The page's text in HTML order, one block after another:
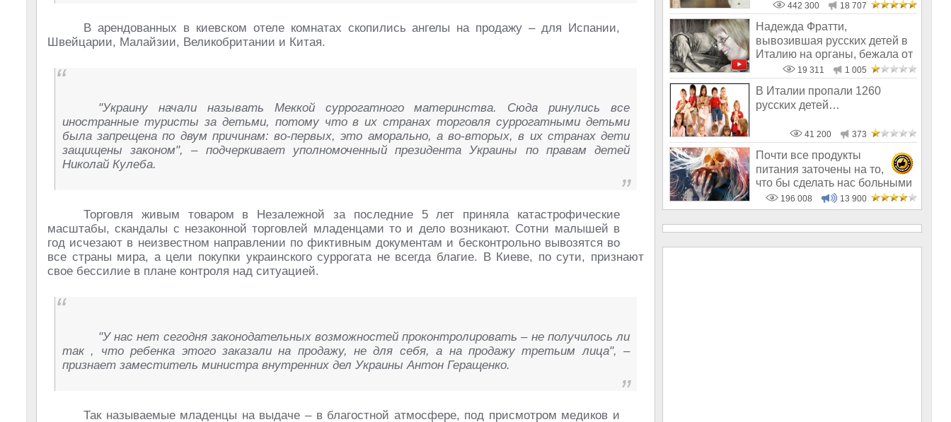
В арендованных в киевском отеле комнатах скопились ангелы на продажу – для Испании,
Швейцарии, Малайзии, Великобритании и Китая.
"Украину начали называть Меккой суррогатного материнства. Сюда ринулись все
иностранные туристы за детьми, потому что в их странах торговля суррогатными детьми
была запрещена по двум причинам: во-первых, это аморально, а во-вторых, в их странах дети
защищены законом", – подчеркивает уполномоченный президента Украины по правам детей
Николай Кулеба.
Торговля живым товаром в Незалежной за последние 5 лет приняла катастрофические
масштабы, скандалы с незаконной торговлей младенцами то и дело возникают. Сотни малышей в
год исчезают в неизвестном направлении по фиктивным документам и бесконтрольно вывозятся во
все страны мира, а цели покупки украинского суррогата не всегда благие. В Киеве, по сути, признают
свое бессилие в плане контроля над ситуацией.
"У нас нет сегодня законодательных возможностей проконтролировать – не получилось ли
так , что ребенка этого заказали на продажу, не для себя, а на продажу третьим лица", –
признает заместитель министра внутренних дел Украины Антон Геращенко.
Так называемые младенцы на выдаче – в благостной атмосфере, под присмотром медиков и
442 300 18 707
Надежда Фратти,
вывозившая русских детей в
Италию на органы, бежала от
наказания19 311 1 005
В Италии пропали 1260
русских детей…
41 200 373
Почти все продукты
питания заточены на то,
что бы сделать нас больными
и бесплодным
196 008 13 900